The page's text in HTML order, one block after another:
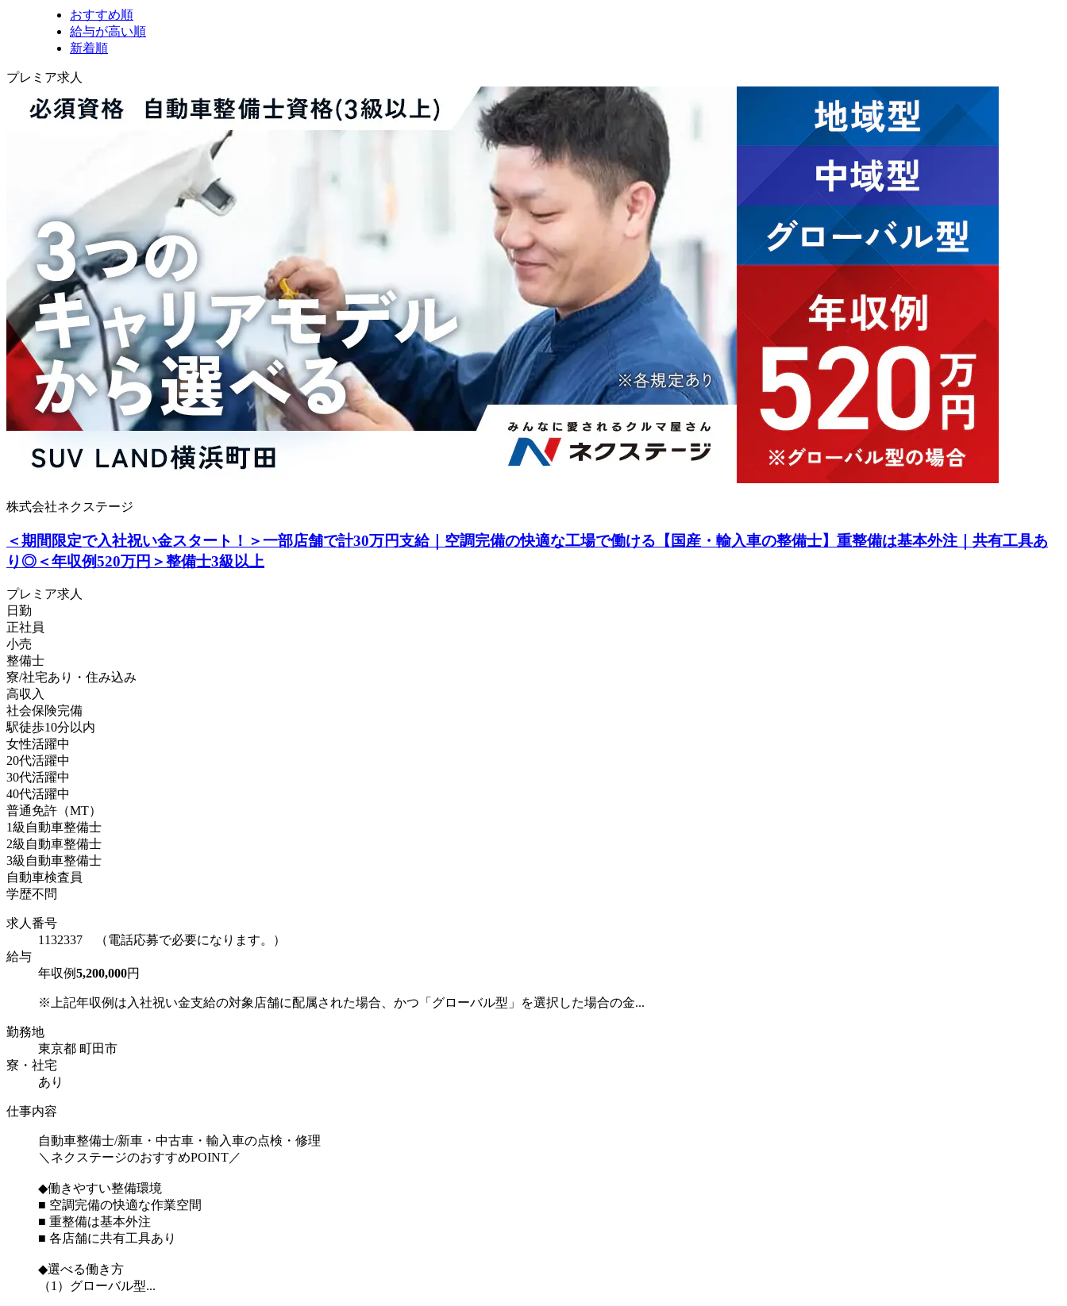
おすすめ順
給与が高い順
新着順
プレミア求人
株式会社ネクステージ
＜期間限定で入社祝い金スタート！＞一部店舗で計30万円支給｜空調完備の快適な工場で働ける【国産・輸入車の整備士】重整備は基本外注｜共有工具あ
り◎＜年収例520万円＞整備士3級以上
プレミア求人
日勤
正社員
小売
整備士
寮/社宅あり・住み込み
高収入
社会保険完備
駅徒歩10分以内
女性活躍中
20代活躍中
30代活躍中
40代活躍中
普通免許（MT）
1級自動車整備士
2級自動車整備士
3級自動車整備士
自動車検査員
学歴不問
求人番号
1132337 （電話応募で必要になります。）
給与
年収例5,200,000円
※上記年収例は入社祝い金支給の対象店舗に配属された場合、かつ「グローバル型」を選択した場合の金...
勤務地
東京都 町田市
寮・社宅
あり
仕事内容
自動車整備士/新車・中古車・輸入車の点検・修理
＼ネクステージのおすすめPOINT／
◆働きやすい整備環境
■ 空調完備の快適な作業空間
■ 重整備は基本外注
■ 各店舗に共有工具あり
◆選べる働き方
（1）グローバル型...